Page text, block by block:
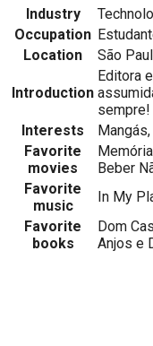
Industry
Occupation
Location
São
Introduction
Editora
sempre!
Interests
Favorite
movies
Beber
Favorite
music
In My
Favorite
books
Dom
Anjos e